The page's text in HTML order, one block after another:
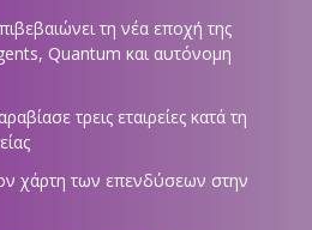
τη νέα εποχή της
Quantum και αυτόνομη
τρεις εταιρείες κατά τη
χάρτη των επενδύσεων στην